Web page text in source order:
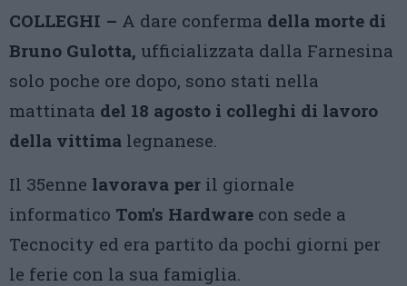
COLLEGHI – A dare conferma della morte di
Bruno Gulotta, ufficializzata dalla Farnesina
solo poche ore dopo, sono stati nella
mattinata del 18 agosto i colleghi di lavoro
della vittima legnanese.
Il 35enne lavorava per il giornale
informatico Tom's Hardware con sede a
Tecnocity ed era partito da pochi giorni per
le ferie con la sua famiglia.